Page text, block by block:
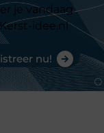
je vandaag
idee.nl
nu!